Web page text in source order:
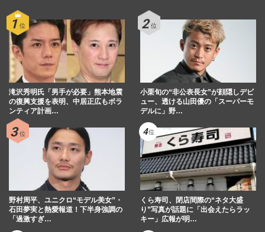
滝沢秀明氏「男手が必要」熊本地震
の復興支援を表明、中居正広もボラ
ンティア計画…
小栗旬の“非公表長女”が顔隠しデビ
ュー、透ける山田優の「スーパーモ
デルに」野…
野村周平、ユニクロ“モデル美女”・
石田夢実と熱愛報道！下半身強調の
「過激すぎ…
くら寿司、閉店間際の“ネタ大盛
り”写真が話題に「出会えたらラッ
キー」広報が明…